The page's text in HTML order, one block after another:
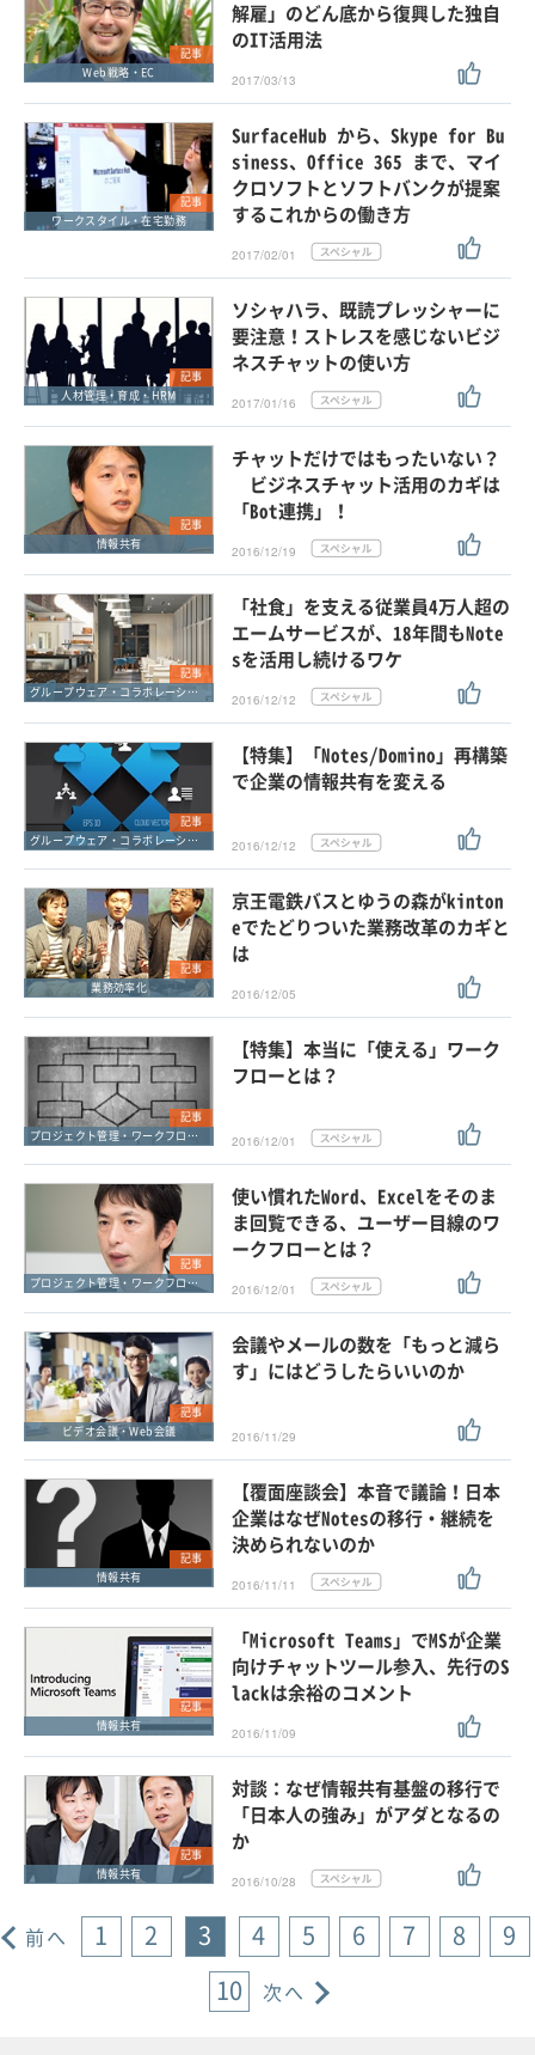
記事
Web戦略・EC
解雇」のどん底から復興した独自
のIT活用法
2017/03/13
記事
ワークスタイル・在宅勤務
SurfaceHub から、Skype for Bu
siness、Office 365 まで、マイ
クロソフトとソフトバンクが提案
するこれからの働き方
2017/02/01
記事
人材管理・育成・HRM
ソシャハラ、既読プレッシャーに
要注意！ストレスを感じないビジ
ネスチャットの使い方
2017/01/16
記事
情報共有
チャットだけではもったいない？
ビジネスチャット活用のカギは
「Bot連携」！
2016/12/19
記事
グループウェア・コラボレーション
「社食」を支える従業員4万人超の
エームサービスが、18年間もNote
sを活用し続けるワケ
2016/12/12
記事
グループウェア・コラボレーション
【特集】「Notes/Domino」再構築
で企業の情報共有を変える
2016/12/12
記事
業務効率化
京王電鉄バスとゆうの森がkinton
eでたどりついた業務改革のカギと
は
2016/12/05
記事
プロジェクト管理・ワークフロー管理
【特集】本当に「使える」ワーク
フローとは？
2016/12/01
記事
プロジェクト管理・ワークフロー管理
使い慣れたWord、Excelをそのま
ま回覧できる、ユーザー目線のワ
ークフローとは？
2016/12/01
記事
ビデオ会議・Web会議
会議やメールの数を「もっと減ら
す」にはどうしたらいいのか
2016/11/29
記事
情報共有
【覆面座談会】本音で議論！日本
企業はなぜNotesの移行・継続を
決められないのか
2016/11/11
記事
情報共有
「Microsoft Teams」でMSが企業
向けチャットツール参入、先行のS
lackは余裕のコメント
2016/11/09
記事
情報共有
対談：なぜ情報共有基盤の移行で
「日本人の強み」がアダとなるの
か
2016/10/28
前へ 1 2 3 4 5 6 7 8
9
10
次へ